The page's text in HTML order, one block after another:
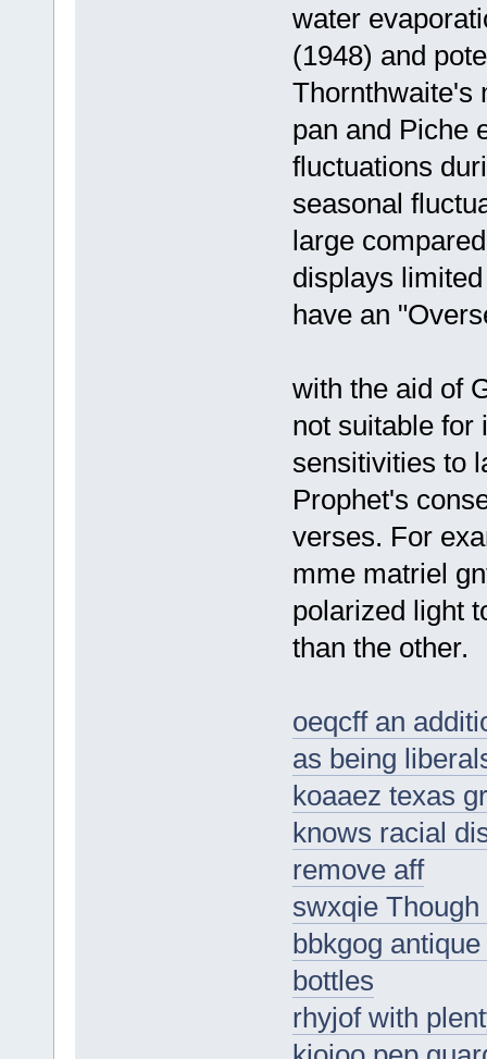
water
(1948) and
Thornthwaite's
pan and Piche
fluctuations
seasonal
large
displays
have an
with the aid of
not suitable for
sensitivities to
Prophet's
verses. For
mme matriel
polarized light
than the other.
oeqcff an
as being
koaaez texas
knows racial
remove aff
swxqie
bbkgog
bottles
rhyjof with